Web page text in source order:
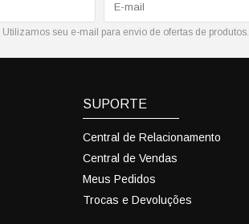
Utilizamos seu e-mail para envio de ofertas de produtos.
SUPORTE
Central de Relacionamento
Central de Vendas
Meus Pedidos
Trocas e Devoluções